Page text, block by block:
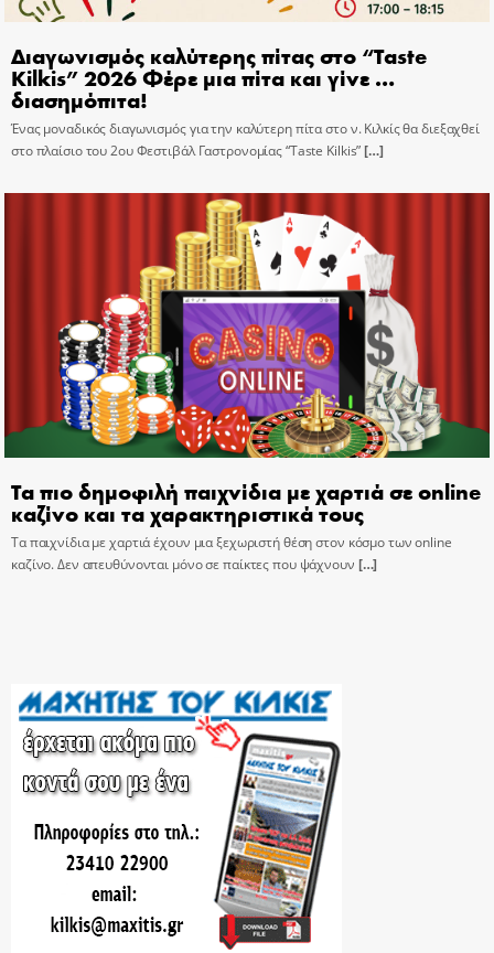
Διαγωνισμός καλύτερης πίτας στο “Taste
Kilkis” 2026 Φέρε μια πίτα και γίνε …
διασημόπιτα!
Ένας μοναδικός διαγωνισμός για την καλύτερη πίτα στο ν. Κιλκίς θα διεξαχθεί
στο πλαίσιο του 2ου Φεστιβάλ Γαστρονομίας “Taste Kilkis”[…]
Τα πιο δημοφιλή παιχνίδια με χαρτιά σε online
καζίνο και τα χαρακτηριστικά τους
Τα παιχνίδια με χαρτιά έχουν μια ξεχωριστή θέση στον κόσμο των online
καζίνο. Δεν απευθύνονται μόνο σε παίκτες που ψάχνουν […]